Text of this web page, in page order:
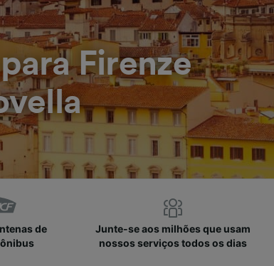
Firenze
de
Junte-se aos milhões que usam
nossos serviços todos os dias